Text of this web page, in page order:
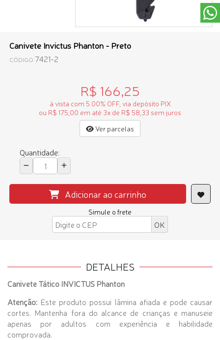
Canivete Invictus Phanton - Preto
CÓDIGO 7421-2
R$ 166,25
à vista com 5.00% OFF, via depósito PIX
ou R$ 175,00 em até 3x de R$ 58,33 sem juros
Ver parcelas
Quantidade:
Adicionar ao carrinho
Simule o frete
DETALHES
Canivete Tático INVICTUS Phanton
Atenção: Este produto possui lâmina afiada e pode causar
cortes. Mantenha fora do alcance de crianças e manuseie
apenas por adultos com experiência e habilidade
comprovada.